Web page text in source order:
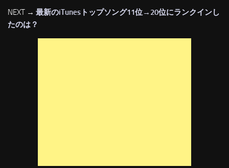
NEXT → 最新のiTunesトップソング11位→20位にランクインし
たのは？